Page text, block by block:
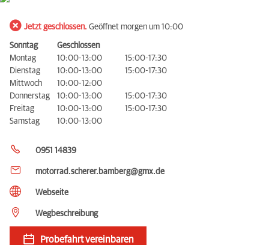
Jetzt geschlossen. Geöffnet morgen um 10:00
Sonntag
Geschlossen
Montag
10:00-13:00
15:00-17:30
Dienstag
10:00-13:00
15:00-17:30
Mittwoch
10:00-12:00
Donnerstag
10:00-13:00
15:00-17:30
Freitag
10:00-13:00
15:00-17:30
Samstag
10:00-13:00
0951 14839
motorrad.scherer.bamberg@gmx.de
Webseite
Wegbeschreibung
Probefahrt vereinbaren